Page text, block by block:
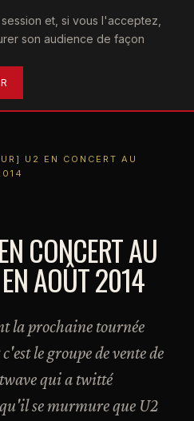
et, si vous l'acceptez,
son audience de façon
U2 EN CONCERT AU
CONCERT AU
AOÛT 2014
la prochaine tournée
le groupe de vente de
qui a twitté
se murmure que U2